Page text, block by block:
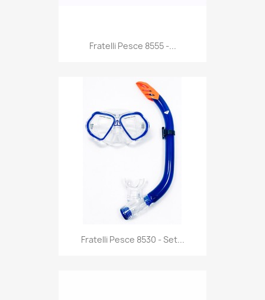
Anteprima
Fratelli Pesce 8555 -...
Anteprima
Fratelli Pesce 8530 - Set...